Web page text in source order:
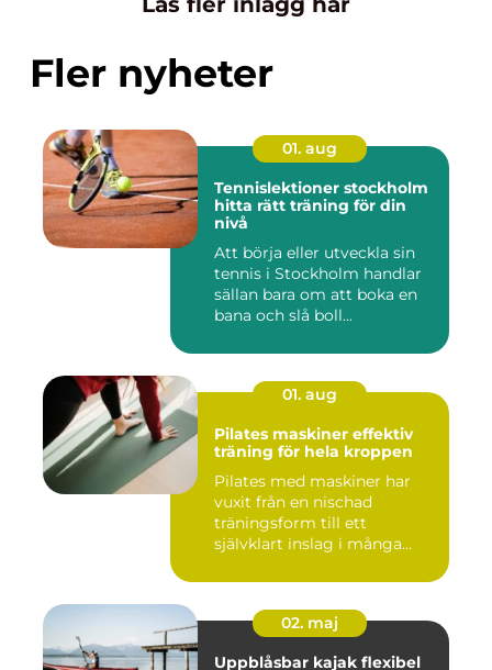
Fler nyheter
01. aug
Tennislektioner stockholm
hitta rätt träning för din
nivå
Att börja eller utveckla sin
tennis i Stockholm handlar
sällan bara om att boka en
bana och slå boll...
01. aug
Pilates maskiner effektiv
träning för hela kroppen
Pilates med maskiner har
vuxit från en nischad
träningsform till ett
självklart inslag i många
02. maj
Uppblåsbar kajak flexibel